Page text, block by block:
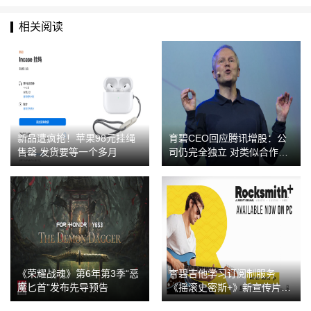
相关阅读
新品遭疯抢！苹果98元挂绳
售罄 发货要等一个多月
育碧CEO回应腾讯增股：公
司仍完全独立 对类似合作持
开放态度
《荣耀战魂》第6年第3季“恶
魔匕首”发布先导预告
育碧吉他学习订阅制服务
《摇滚史密斯+》新宣传片发
布